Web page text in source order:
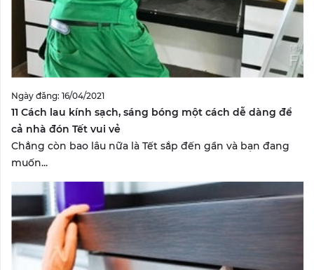
Ngày đăng: 16/04/2021
11 Cách lau kính sạch, sáng bóng một cách dễ dàng để
cả nhà đón Tết vui vẻ
Chẳng còn bao lâu nữa là Tết sắp đến gần và bạn đang
muốn...